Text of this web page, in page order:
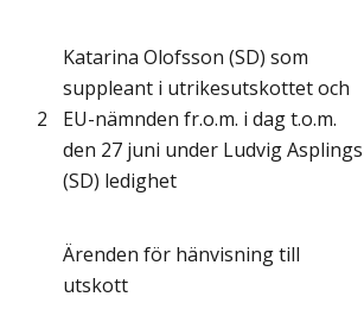
2
Katarina Olofsson (SD) som
suppleant i utrikesutskottet och
EU-nämnden fr.o.m. i dag t.o.m.
den 27 juni under Ludvig Asplings
(SD) ledighet
Ärenden för hänvisning till
utskott